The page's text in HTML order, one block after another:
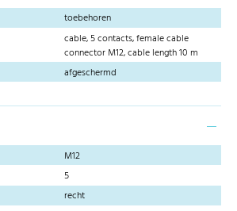
toebehoren
cable, 5 contacts, female cable
connector M12, cable length 10 m
afgeschermd
M12
5
recht